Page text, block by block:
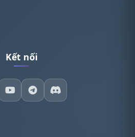
Kết nối